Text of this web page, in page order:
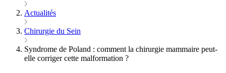
Actualités
Chirurgie du Sein
Syndrome de Poland : comment la chirurgie mammaire peut-
elle corriger cette malformation ?